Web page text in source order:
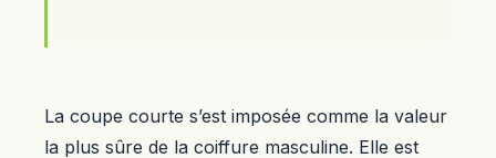
La coupe courte s’est imposée comme la valeur
la plus sûre de la coiffure masculine. Elle est